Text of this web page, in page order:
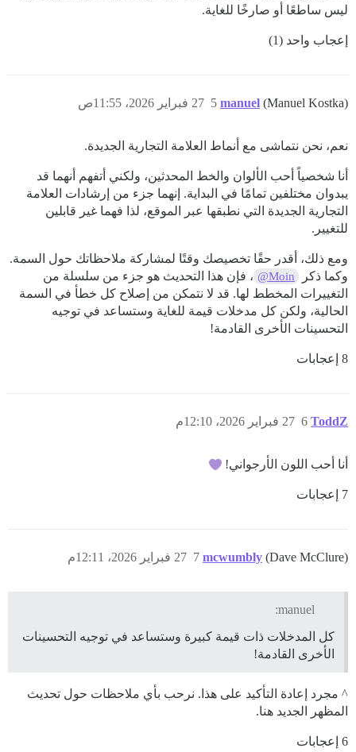
ليس ساطعًا أو صارخًا للغاية.
إعجاب واحد (1)
manuel (Manuel Kostka) 27 فبراير 2026، 11:55ص 5
نعم، نحن نتماشى مع أنماط العلامة التجارية الجديدة.
أنا شخصياً أحب الألوان والخط المحدثين، ولكني أتفهم أنهما قد
يبدوان مختلفين تمامًا في البداية. إنهما جزء من إرشادات العلامة
التجارية الجديدة التي نطبقها عبر الموقع، لذا فهما غير قابلين
للتغيير.
ومع ذلك، أقدر حقًا تخصيصك وقتًا لمشاركة ملاحظاتك حول السمة.
وكما ذكر
@Moin ، فإن هذا التحديث هو جزء من سلسلة من
التغييرات المخطط لها. قد لا نتمكن من إصلاح كل خطأ في السمة
الحالية، ولكن كل مدخلات قيمة للغاية وستساعد في توجيه
التحسينات الأخرى القادمة!
8 إعجابات
ToddZ 27 فبراير 2026، 12:10م 6
أنا أحب اللون الأرجواني!
7 إعجابات
mcwumbly (Dave McClure) 27 فبراير 2026، 12:11م 7
manuel:
كل المدخلات ذات قيمة كبيرة وستساعد في توجيه التحسينات
الأخرى القادمة!
^ مجرد إعادة التأكيد على هذا. نرحب بأي ملاحظات حول تحديث
المظهر الجديد هنا.
6 إعجابات